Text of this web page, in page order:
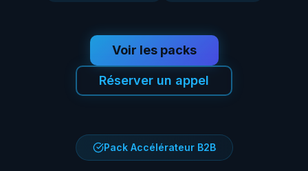
Voir les packs
Réserver un appel
Pack Accélérateur B2B